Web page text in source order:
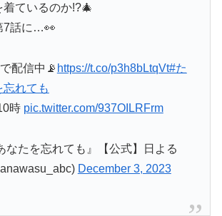
ているのか!?🎄
7話に…👀
配信中📡 https://t.co/p3h8bLtqVt#た
忘れても
時 pic.twitter.com/937OILRFrm
たを忘れても』【公式】日よる
December 3, 2023